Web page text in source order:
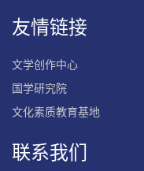
友情链接
文学创作中心
国学研究院
文化素质教育基地
联系我们